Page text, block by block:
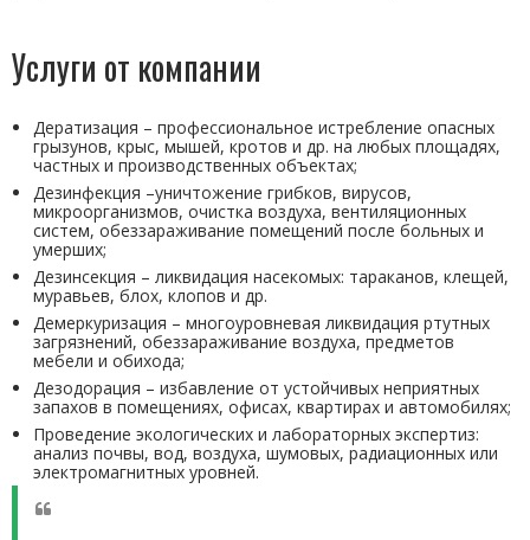
Услуги от компании
Дератизация – профессиональное истребление опасных
грызунов, крыс, мышей, кротов и др. на любых площадях,
частных и производственных объектах;
Дезинфекция –уничтожение грибков, вирусов,
микроорганизмов, очистка воздуха, вентиляционных
систем, обеззараживание помещений после больных и
умерших;
Дезинсекция – ликвидация насекомых: тараканов, клещей,
муравьев, блох, клопов и др.
Демеркуризация – многоуровневая ликвидация ртутных
загрязнений, обеззараживание воздуха, предметов
мебели и обихода;
Дезодорация – избавление от устойчивых неприятных
запахов в помещениях, офисах, квартирах и автомобилях;
Проведение экологических и лабораторных экспертиз:
анализ почвы, вод, воздуха, шумовых, радиационных или
электромагнитных уровней.